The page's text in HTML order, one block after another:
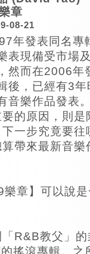
章
08-21
年發表同名專
表現備受市場
然而在2006年
後，已經有3
音樂作品發表
的原因，則是
一步究竟要往
帶來最新音
章】可以說
R&B教父」
搖滾專輯。之